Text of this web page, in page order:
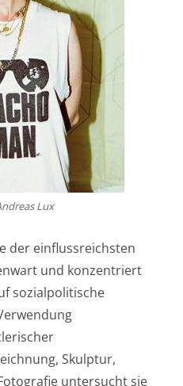
Lux
der einflussreichsten
und konzentriert
sozialpolitische
Skulptur,
untersucht sie